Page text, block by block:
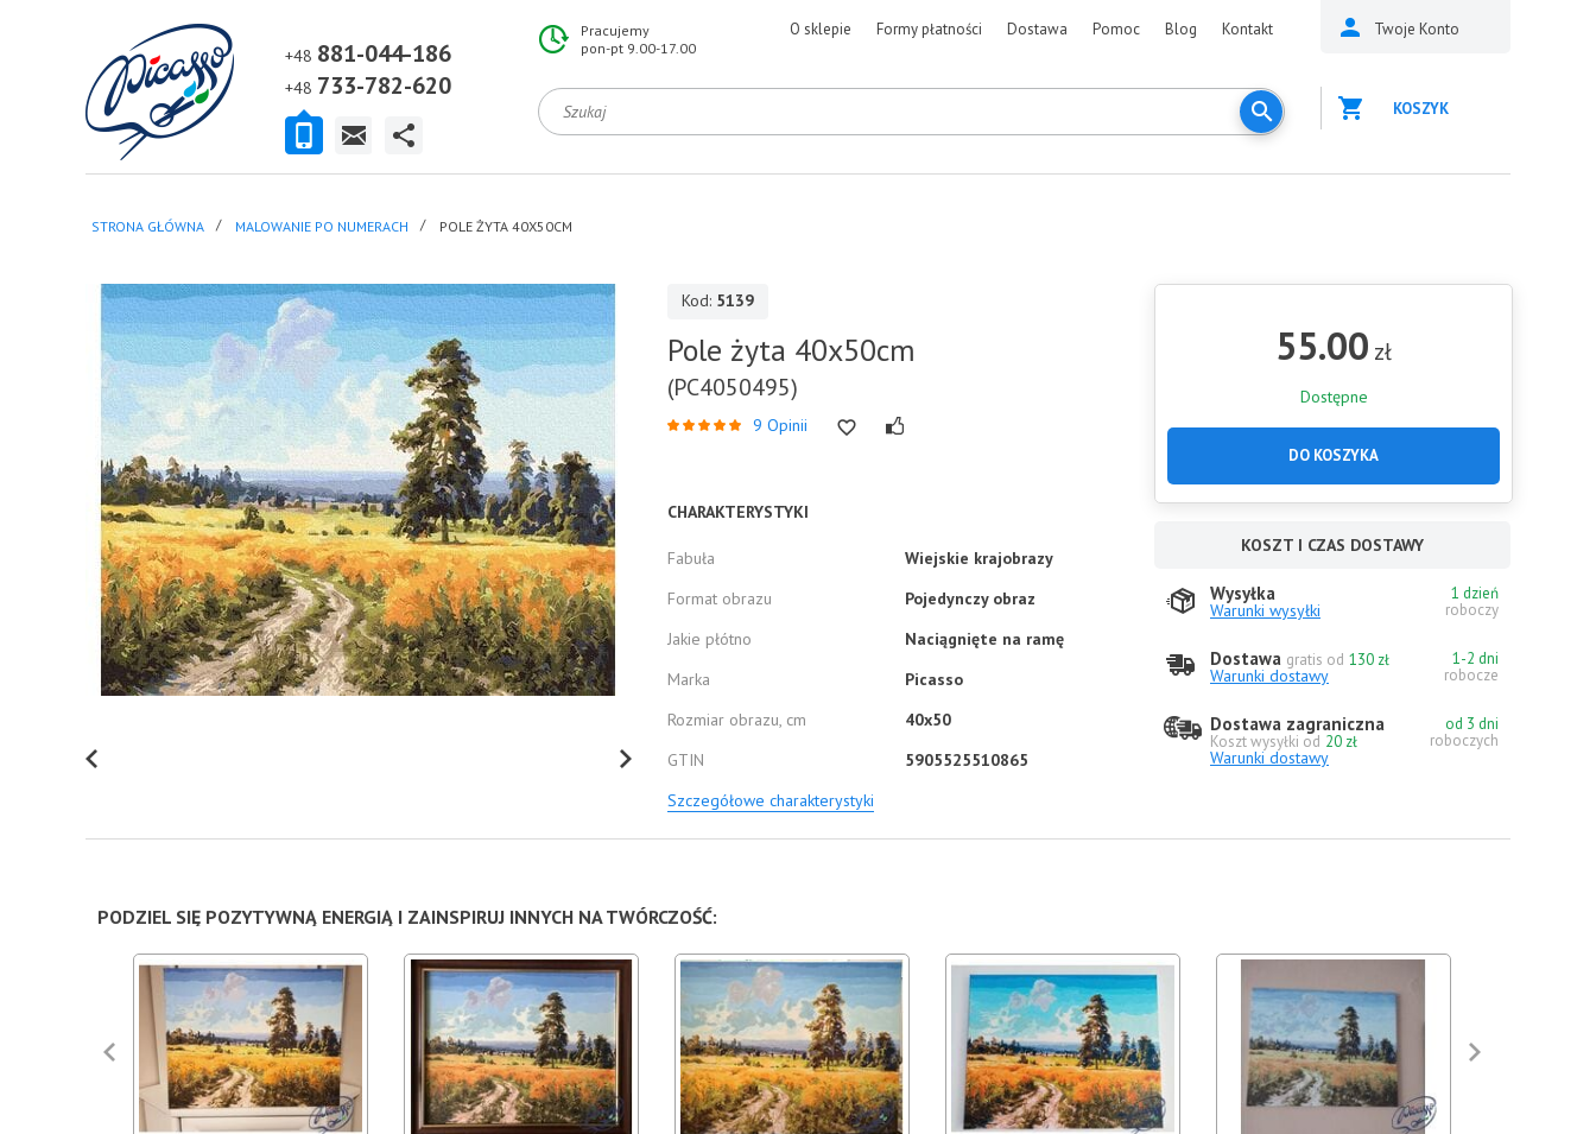
+48 881-044-186
+48 733-782-620
Pracujemy
pon-pt 9.00-17.00
O sklepie Formy płatności Dostawa Pomoc Blog Kontakt Twoje Konto
KOSZYK
STRONA GŁÓWNA MALOWANIE PO NUMERACH POLE ŻYTA 40X50CM
Kod: 5139
Pole żyta 40x50cm
(PC4050495)
9 Opinii
CHARAKTERYSTYKI
Fabuła
Wiejskie krajobrazy
Format obrazu
Pojedynczy obraz
Jakie płótno
Naciągnięte na ramę
Marka
Picasso
Rozmiar obrazu, cm
40x50
GTIN
5905525510865
Szczegółowe charakterystyki
55.00 zł
Dostępne
DO KOSZYKA
KOSZT I CZAS DOSTAWY
Wysyłka
Warunki wysyłki
1 dzień
roboczy
Dostawa gratis od 130 zł
Warunki dostawy
1-2 dni
robocze
Dostawa zagraniczna
Koszt wysyłki od 20 zł
Warunki dostawy
od 3 dni
roboczych
PODZIEL SIĘ POZYTYWNĄ ENERGIĄ I ZAINSPIRUJ INNYCH NA TWÓRCZOŚĆ: